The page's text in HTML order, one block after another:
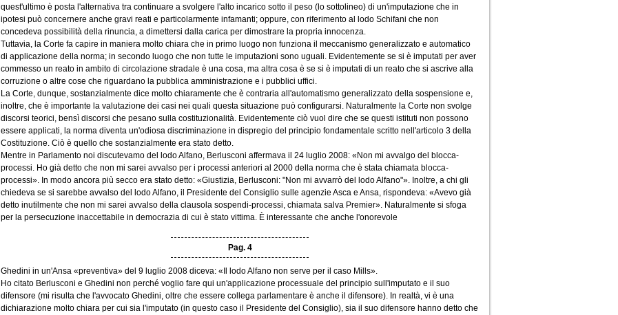
quest'ultimo è posta l'alternativa tra continuare a svolgere l'alto incarico sotto il peso (lo sottolineo) di un'imputazione che in
ipotesi può concernere anche gravi reati e particolarmente infamanti; oppure, con riferimento al lodo Schifani che non
concedeva possibilità della rinuncia, a dimettersi dalla carica per dimostrare la propria innocenza.
Tuttavia, la Corte fa capire in maniera molto chiara che in primo luogo non funziona il meccanismo generalizzato e automatico
di applicazione della norma; in secondo luogo che non tutte le imputazioni sono uguali. Evidentemente se si è imputati per aver
commesso un reato in ambito di circolazione stradale è una cosa, ma altra cosa è se si è imputati di un reato che si ascrive alla
corruzione o altre cose che riguardano la pubblica amministrazione e i pubblici uffici.
La Corte, dunque, sostanzialmente dice molto chiaramente che è contraria all'automatismo generalizzato della sospensione e,
inoltre, che è importante la valutazione dei casi nei quali questa situazione può configurarsi. Naturalmente la Corte non svolge
discorsi teorici, bensì discorsi che pesano sulla costituzionalità. Evidentemente ciò vuol dire che se questi istituti non possono
essere applicati, la norma diventa un'odiosa discriminazione in dispregio del principio fondamentale scritto nell'articolo 3 della
Costituzione. Ciò è quello che sostanzialmente era stato detto.
Mentre in Parlamento noi discutevamo del lodo Alfano, Berlusconi affermava il 24 luglio 2008: «Non mi avvalgo del blocca-
processi. Ho già detto che non mi sarei avvalso per i processi anteriori al 2000 della norma che è stata chiamata blocca-
processi». In modo ancora più secco era stato detto: «Giustizia, Berlusconi: "Non mi avvarrò del lodo Alfano"». Inoltre, a chi gli
chiedeva se si sarebbe avvalso del lodo Alfano, il Presidente del Consiglio sulle agenzie Asca e Ansa, rispondeva: «Avevo già
detto inutilmente che non mi sarei avvalso della clausola sospendi-processi, chiamata salva Premier». Naturalmente si sfoga
per la persecuzione inaccettabile in democrazia di cui è stato vittima. È interessante che anche l'onorevole
Pag. 4
Ghedini in un'Ansa «preventiva» del 9 luglio 2008 diceva: «Il lodo Alfano non serve per il caso Mills».
Ho citato Berlusconi e Ghedini non perché voglio fare qui un'applicazione processuale del principio sull'imputato e il suo
difensore (mi risulta che l'avvocato Ghedini, oltre che essere collega parlamentare è anche il difensore). In realtà, vi è una
dichiarazione molto chiara per cui sia l'imputato (in questo caso il Presidente del Consiglio), sia il suo difensore hanno detto che